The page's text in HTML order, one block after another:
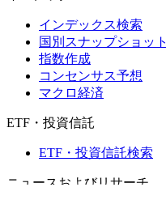
インデックス検索
国別スナップショット
指数作成
コンセンサス予想
マクロ経済
ETF・投資信託
ETF・投資信託検索
ニュースおよびリサーチ